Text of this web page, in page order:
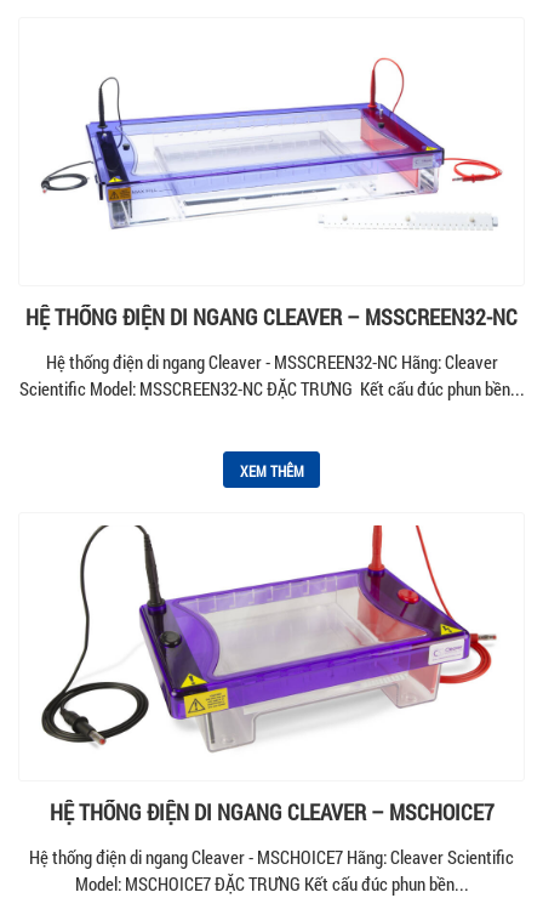
HỆ THỐNG ĐIỆN DI NGANG CLEAVER – MSSCREEN32-NC
Hệ thống điện di ngang Cleaver - MSSCREEN32-NC Hãng: Cleaver
Scientific Model: MSSCREEN32-NC ĐẶC TRƯNG Kết cấu đúc phun bền...
XEM THÊM
HỆ THỐNG ĐIỆN DI NGANG CLEAVER – MSCHOICE7
Hệ thống điện di ngang Cleaver - MSCHOICE7 Hãng: Cleaver Scientific
Model: MSCHOICE7 ĐẶC TRƯNG Kết cấu đúc phun bền...